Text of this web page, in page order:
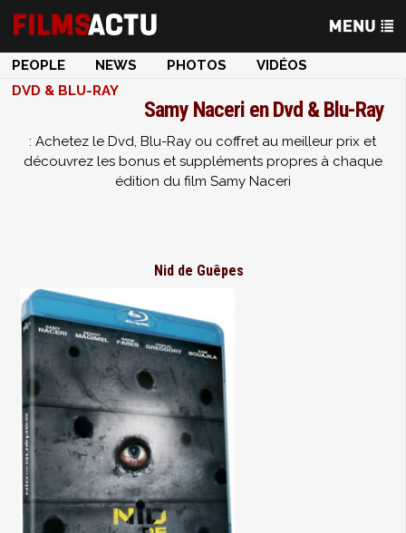
PEOPLE NEWS PHOTOS
VIDÉOS
DVD & BLU-RAY
Samy Naceri en Dvd & Blu-Ray
: Achetez le Dvd, Blu-Ray ou coffret au meilleur prix et
découvrez les bonus et suppléments propres à chaque
édition du film Samy Naceri
Nid de Guêpes